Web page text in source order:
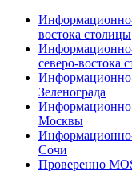
востока столицы
северо-востока
Зеленограда
Москвы
Сочи
Проверенно